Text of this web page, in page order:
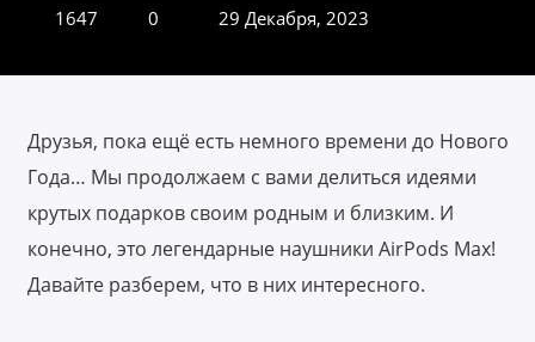
1647 0 29 Декабря, 2023
Друзья, пока ещё есть немного времени до Нового
Года… Мы продолжаем с вами делиться идеями
крутых подарков своим родным и близким. И
конечно, это легендарные наушники AirPods Max!
Давайте разберем, что в них интересного.